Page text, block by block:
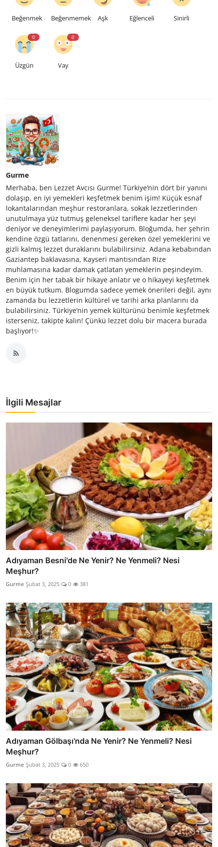
Beğenmek Beğenmemek Aşk Eğlenceli Sinirli
0
Üzgün
0
Vay
Gurme
Merhaba, ben Lezzet Avcısı Gurme! Türkiye’nin dört bir yanını
dolaşıp, en iyi yemekleri keşfetmek benim işim! Küçük esnaf
lokantalarından meşhur restoranlara, sokak lezzetlerinden
unutulmaya yüz tutmuş geleneksel tariflere kadar her şeyi
deniyor ve deneyimlerimi paylaşıyorum. Bloğumda, her şehrin
kendine özgü tatlarını, denenmesi gereken özel yemeklerini ve
gizli kalmış lezzet duraklarını bulabilirsiniz. Adana kebabından
Gaziantep baklavasına, Kayseri mantısından Rize
muhlamasına kadar damak çatlatan yemeklerin peşindeyim.
Benim için her tabak bir hikaye anlatır ve o hikayeyi keşfetmek
en büyük tutkum. Blogumda sadece yemek önerileri değil, aynı
zamanda bu lezzetlerin kültürel ve tarihi arka planlarını da
bulabilirsiniz. Türkiye’nin yemek kültürünü benimle keşfetmek
isterseniz, takipte kalın! Çünkü lezzet dolu bir macera burada
başlıyor!✨
İlgili Mesajlar
Adıyaman Besni'de Ne Yenir? Ne Yenmeli? Nesi
Meşhur?
Gurme Şubat 3, 2025 0 381
Adıyaman Gölbaşı'nda Ne Yenir? Ne Yenmeli? Nesi
Meşhur?
Gurme Şubat 3, 2025 0 650